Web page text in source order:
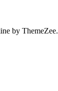
by ThemeZee.